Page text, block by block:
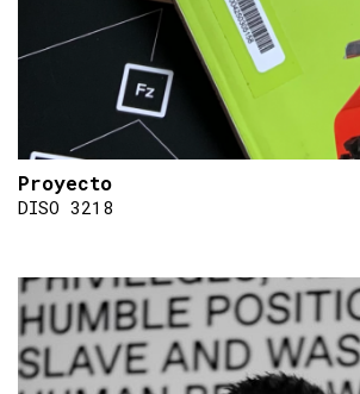
Proyecto
DISO 3218